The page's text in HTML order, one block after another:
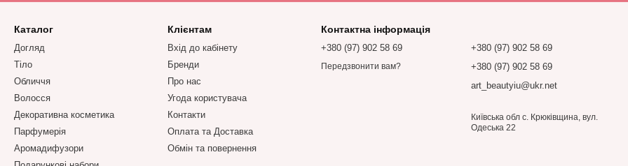
Каталог
Догляд
Тіло
Обличчя
Волосся
Декоративна косметика
Парфумерія
Аромадифузори
Клієнтам
Вхід до кабінету
Бренди
Про нас
Угода користувача
Контакти
Оплата та Доставка
Обмін та повернення
Контактна інформація
+380 (97) 902 58 69
Передзвонити вам?
+380 (97) 902 58 69
+380 (97) 902 58 69
art_beautyiu@ukr.net
Київська обл с. Крюківщина, вул.
Одеська 22